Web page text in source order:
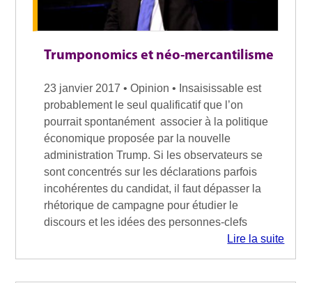
Trumponomics et néo-mercantilisme
23 janvier 2017 • Opinion • Insaisissable est
probablement le seul qualificatif que l’on
pourrait spontanément associer à la politique
économique proposée par la nouvelle
administration Trump. Si les observateurs se
sont concentrés sur les déclarations parfois
incohérentes du candidat, il faut dépasser la
rhétorique de campagne pour étudier le
discours et les idées des personnes-clefs
Lire la suite